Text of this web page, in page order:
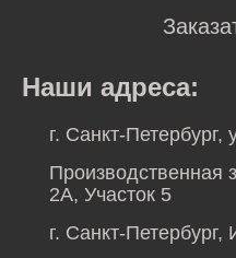
Наши адреса:
г. Санкт-
Производственная
2А, Участок 5
г. Санкт-